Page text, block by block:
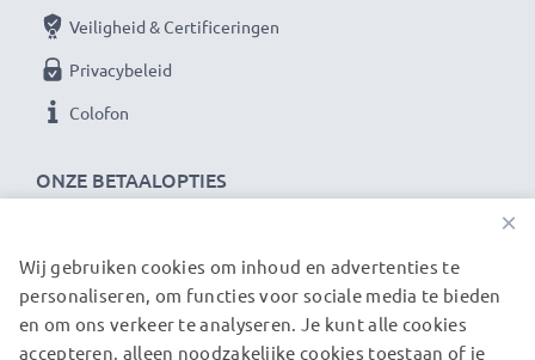
ONZE BETAALOPTIES
Veiligheid & Certificeringen
Privacybeleid
Colofon
ONZE VERZENDPARTNERS
×
Wij gebruiken cookies om inhoud en advertenties te
personaliseren, om functies voor sociale media te bieden
en om ons verkeer te analyseren. Je kunt alle cookies
accepteren, alleen noodzakelijke cookies toestaan of je